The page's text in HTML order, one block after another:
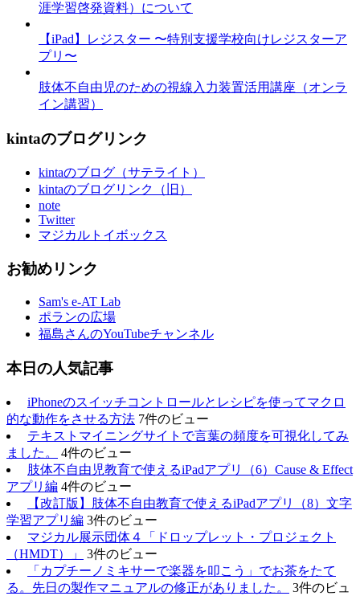
涯学習啓発資料）について
【iPad】レジスター 〜特別支援学校向けレジスターア
プリ〜
肢体不自由児のための視線入力装置活用講座（オンラ
イン講習）
kintaのブログリンク
kintaのブログ（サテライト）
kintaのブログリンク（旧）
note
Twitter
マジカルトイボックス
お勧めリンク
Sam's e-AT Lab
ポランの広場
福島さんのYouTubeチャンネル
本日の人気記事
iPhoneのスイッチコントロールとレシピを使ってマクロ
的な動作をさせる方法 7件のビュー
テキストマイニングサイトで言葉の頻度を可視化してみ
ました。
4件のビュー
肢体不自由児教育で使えるiPadアプリ（6）Cause & Effect
アプリ編 4件のビュー
【改訂版】肢体不自由教育で使えるiPadアプリ（8）文字
学習アプリ編 3件のビュー
マジカル展示団体４「ドロップレット・プロジェクト
（HMDT）」
3件のビュー
「カプチーノミキサーで楽器を叩こう」でお茶をたて
る。先日の製作マニュアルの修正がありました。
3件のビュ